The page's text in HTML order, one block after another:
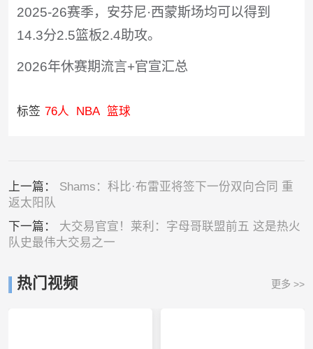
2025-26赛季，安芬尼·西蒙斯场均可以得到
14.3分2.5篮板2.4助攻。
2026年休赛期流言+官宣汇总
标签 76人 NBA 篮球
上一篇： Shams：科比·布雷亚将签下一份双向合同 重
返太阳队
下一篇： 大交易官宣！莱利：字母哥联盟前五 这是热火
队史最伟大交易之一
热门视频 更多 >>